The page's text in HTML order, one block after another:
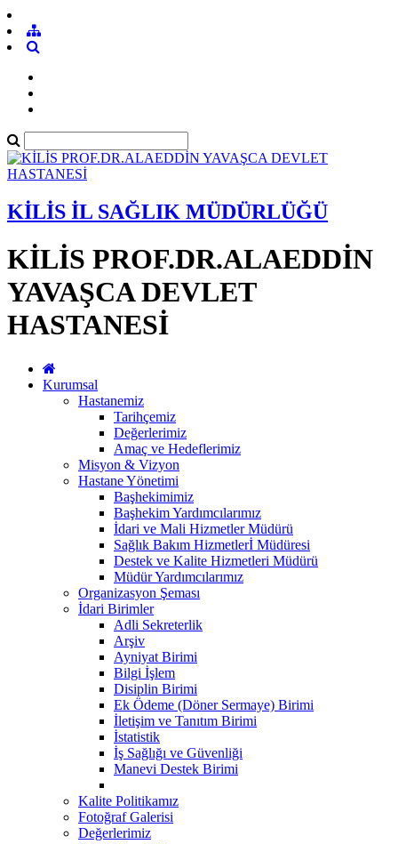
KİLİS İL SAĞLIK MÜDÜRLÜĞÜ
KİLİS PROF.DR.ALAEDDİN
YAVAŞCA DEVLET
HASTANESİ
Kurumsal
Hastanemiz
Tarihçemiz
Değerlerimiz
Amaç ve Hedeflerimiz
Misyon & Vizyon
Hastane Yönetimi
Başhekimimiz
Başhekim Yardımcılarımız
İdari ve Mali Hizmetler Müdürü
Sağlık Bakım Hizmetlerİ Müdüresi
Destek ve Kalite Hizmetleri Müdürü
Müdür Yardımcılarımız
Organizasyon Şeması
İdari Birimler
Adli Sekreterlik
Arşiv
Ayniyat Birimi
Bilgi İşlem
Disiplin Birimi
Ek Ödeme (Döner Sermaye) Birimi
İletişim ve Tanıtım Birimi
İstatistik
İş Sağlığı ve Güvenliği
Manevi Destek Birimi
Kalite Politikamız
Fotoğraf Galerisi
Değerlerimiz